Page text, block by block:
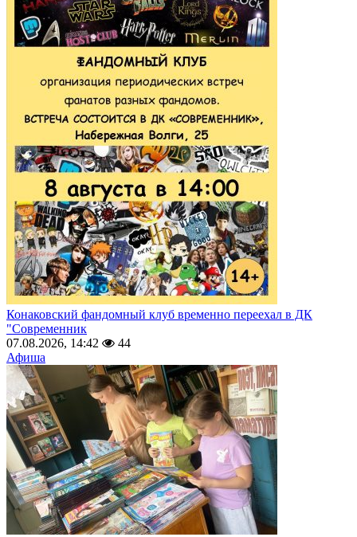
Конаковский фандомный клуб временно переехал в ДК
"Современник
07.08.2026, 14:42
44
Афиша